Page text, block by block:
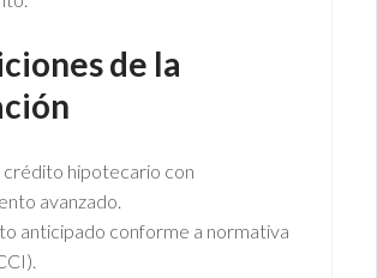
de la
crédito hipotecario con
avanzado.
anticipado conforme a normativa